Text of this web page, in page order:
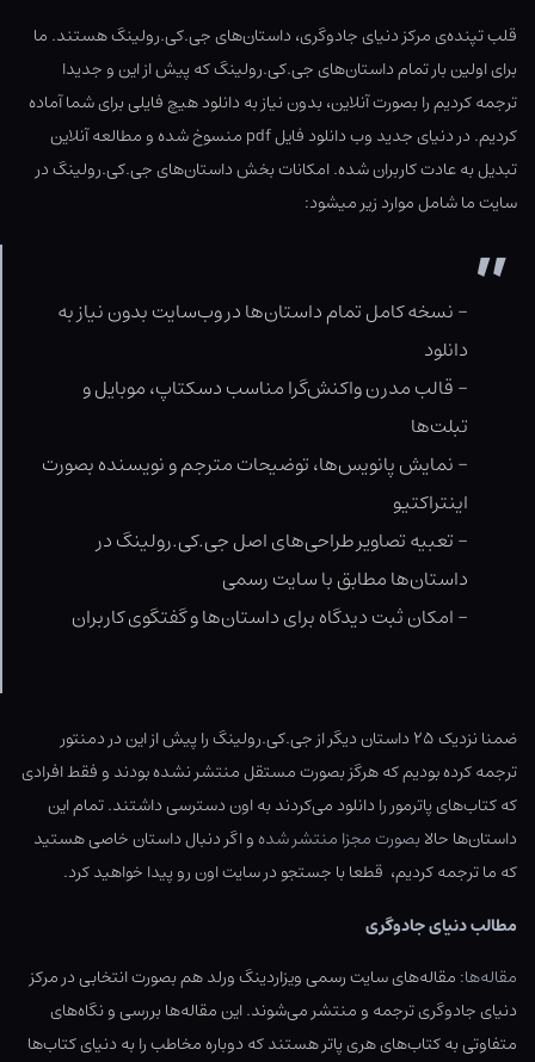
قلب تپنده‌ی مرکز دنیای جادوگری، داستان‌های جی.کی.رولینگ هستند. ما
برای اولین بار تمام داستان‌های جی.کی.رولینگ که پیش از این و جدیدا
ترجمه کردیم را بصورت آنلاین، بدون نیاز به دانلود هیچ فایلی برای شما آماده
کردیم. در دنیای جدید وب دانلود فایل pdf منسوخ شده و مطالعه آنلاین
تبدیل به عادت کاربران شده. امکانات بخش داستان‌های جی.کی.رولینگ در
سایت ما شامل موارد زیر میشود:
– نسخه کامل تمام داستان‌ها در وب‌سایت بدون نیاز به
دانلود
– قالب مدرن واکنش‌گرا مناسب دسکتاپ، موبایل و
تبلت‌ها
– نمایش پانویس‌ها، توضیحات مترجم و نویسنده بصورت
اینتراکتیو
– تعبیه تصاویر طراحی‌های اصل جی.کی.رولینگ در
داستان‌ها مطابق با سایت رسمی
– امکان ثبت دیدگاه برای داستان‌ها و گفتگوی کاربران
ضمنا نزدیک ۲۵ داستان دیگر از جی.کی.رولینگ را پیش از این در دمنتور
ترجمه کرده بودیم که هرگز بصورت مستقل منتشر نشده بودند و فقط افرادی
که کتاب‌های پاترمور را دانلود می‌کردند به اون دسترسی داشتند. تمام این
داستان‌ها حالابصورت مجزا منتشر شدهو اگر دنبال داستان خاصی هستید
که ما ترجمه کردیم، قطعا با جستجو در سایت اون رو پیدا خواهید کرد.
مطالب دنیای جادوگری
مقاله‌ها: مقاله‌های سایت رسمی ویزاردینگ ورلد هم بصورت انتخابی در مرکز
دنیای جادوگری ترجمه و منتشر می‌شوند. این مقاله‌ها بررسی و نگاه‌های
متفاوتی به کتاب‌های هری پاتر هستند که دوباره مخاطب را به دنیای کتاب‌ها